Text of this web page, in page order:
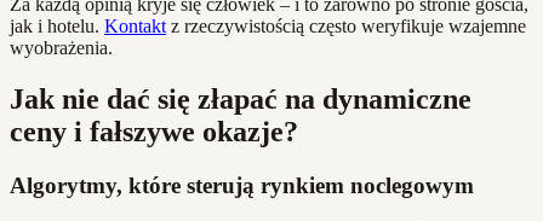
Za każdą opinią kryje się człowiek – i to zarówno po stronie gościa,
jak i hotelu. Kontaktz rzeczywistością często weryfikuje wzajemne
wyobrażenia.
Jak nie dać się złapać na dynamiczne
ceny i fałszywe okazje?
Algorytmy, które sterują rynkiem noclegowym